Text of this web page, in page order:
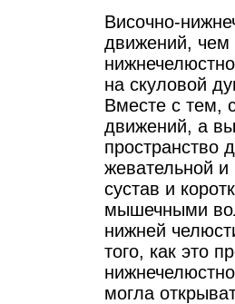
Височно-
движений,
на скуловой
Вместе с тем,
движений, а
пространство
жевательной
сустав и
мышечными
нижней
того, как это
могла